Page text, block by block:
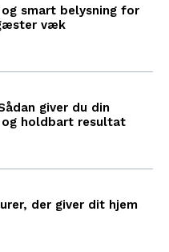
smart belysning for
væk
giver du din
holdbart resultat
der giver dit hjem